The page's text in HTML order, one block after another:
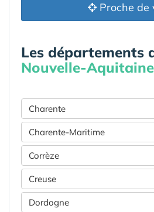
Proche de
Les départements
Nouvelle-Aquitaine
Charente
Charente-Maritime
Corrèze
Creuse
Dordogne